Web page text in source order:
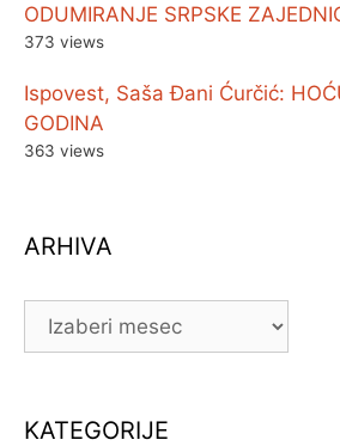
ODUMIRANJE SRPSKE
373 views
Ispovest, Saša Đani Ćurčić:
GODINA
363 views
ARHIVA
ARHIVA
KATEGORIJE